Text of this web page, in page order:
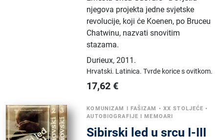
njegova projekta jedne svjetske
revolucije, koji će Koenen, po Bruceu
Chatwinu, nazvati snovitim
stazama.
Durieux,2011.
Hrvatski. Latinica.Tvrde korice s ovitkom.
17,62 €
KOMUNIZAM I FAŠIZAM • XX STOLJEĆE •
AUTOBIOGRAFIJE I MEMOARI
Sibirski led u srcu I-III